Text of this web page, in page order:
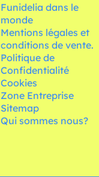
Funidelia dans le
monde
Mentions légales et
conditions de vente.
Politique de
Confidentialité
Cookies
Zone Entreprise
Sitemap
Qui sommes nous?